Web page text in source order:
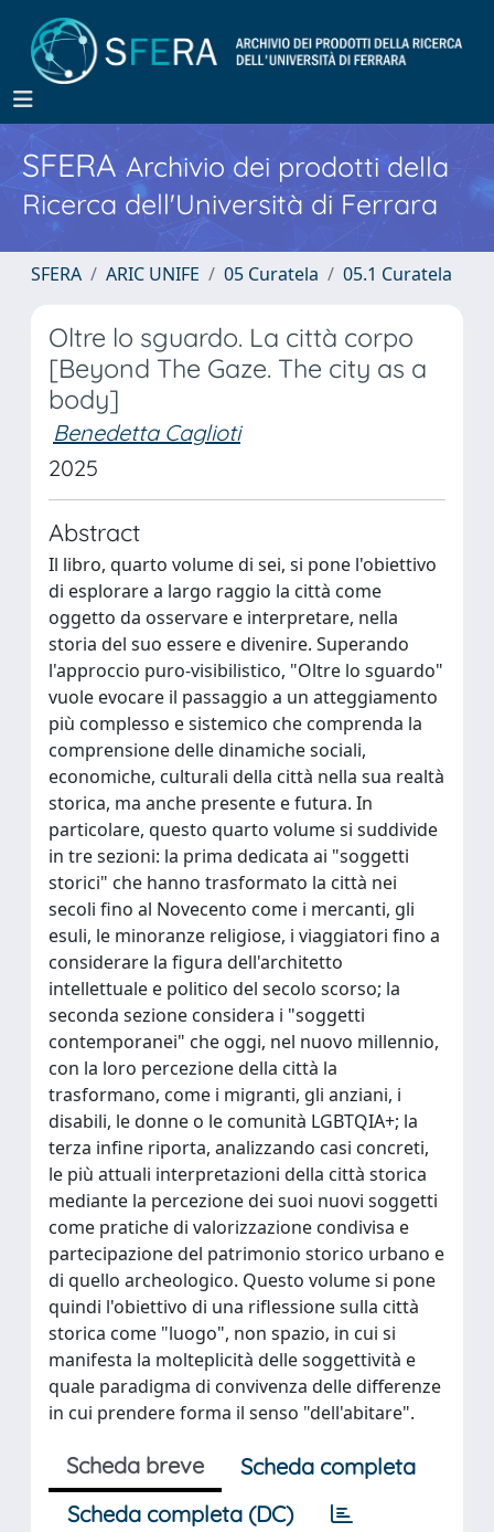
SFERA Archivio dei prodotti della
Ricerca dell'Università di Ferrara
SFERA ARIC UNIFE 05 Curatela 05.1 Curatela
Oltre lo sguardo. La città corpo
[Beyond The Gaze. The city as a
body]
Benedetta Caglioti
2025
Abstract
Il libro, quarto volume di sei, si pone l'obiettivo
di esplorare a largo raggio la città come
oggetto da osservare e interpretare, nella
storia del suo essere e divenire. Superando
l'approccio puro-visibilistico, "Oltre lo sguardo"
vuole evocare il passaggio a un atteggiamento
più complesso e sistemico che comprenda la
comprensione delle dinamiche sociali,
economiche, culturali della città nella sua realtà
storica, ma anche presente e futura. In
particolare, questo quarto volume si suddivide
in tre sezioni: la prima dedicata ai "soggetti
storici" che hanno trasformato la città nei
secoli fino al Novecento come i mercanti, gli
esuli, le minoranze religiose, i viaggiatori fino a
considerare la figura dell'architetto
intellettuale e politico del secolo scorso; la
seconda sezione considera i "soggetti
contemporanei" che oggi, nel nuovo millennio,
con la loro percezione della città la
trasformano, come i migranti, gli anziani, i
disabili, le donne o le comunità LGBTQIA+; la
terza infine riporta, analizzando casi concreti,
le più attuali interpretazioni della città storica
mediante la percezione dei suoi nuovi soggetti
come pratiche di valorizzazione condivisa e
partecipazione del patrimonio storico urbano e
di quello archeologico. Questo volume si pone
quindi l'obiettivo di una riflessione sulla città
storica come "luogo", non spazio, in cui si
manifesta la molteplicità delle soggettività e
quale paradigma di convivenza delle differenze
in cui prendere forma il senso "dell'abitare".
Scheda breve
Scheda completa
Scheda completa (DC)